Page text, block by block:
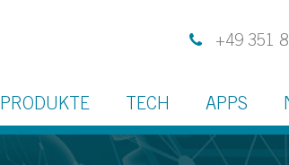
+49 351
PRODUKTE TECH APPS